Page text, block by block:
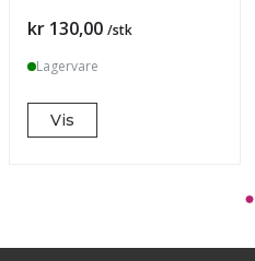
Pris
kr 130,00 /stk
Lagervare
Vis